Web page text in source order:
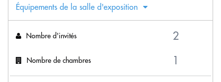
Équipements de la salle d'exposition
Nombre d'invités
Nombre de chambres